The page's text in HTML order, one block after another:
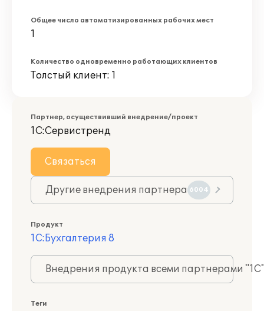
Общее число автоматизированных рабочих мест
1
Количество одновременно работающих клиентов
Толстый клиент: 1
Партнер, осуществивший внедрение/проект
1С:Сервистренд
Связаться
Другие внедрения партнера 6004
Продукт
1С:Бухгалтерия 8
Внедрения продукта всеми партнерами
Теги